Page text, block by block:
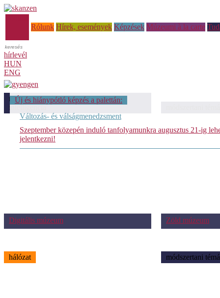
Rólunk Hírek, események Képzések Múzeumi à la carte
hírlevél
HUN
ENG
Új és hiánypótló képzés a palettán:
Változás- és válságmenedzsment
Szeptember közepén induló tanfolyamunkra augusztus 21-ig
jelentkezni!
módszertani témáink: Mesterséges
intelligencia
Digitális múzeum Zöld múzeum
hálózat módszertani